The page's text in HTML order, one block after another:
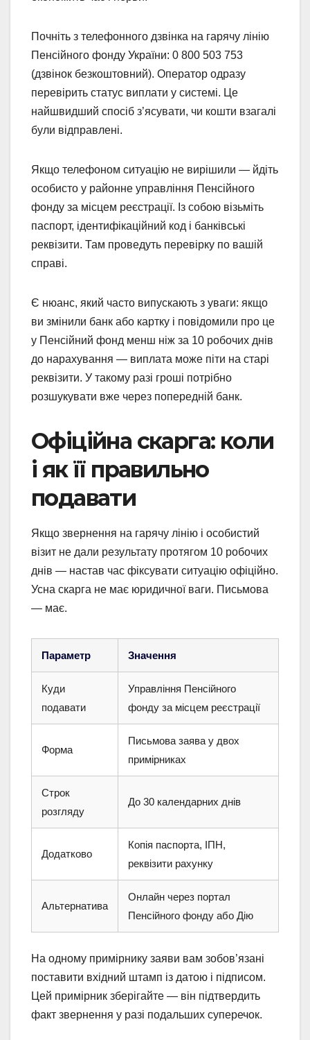
Почніть з телефонного дзвінка на гарячу лінію
Пенсійного фонду України: 0 800 503 753
(дзвінок безкоштовний). Оператор одразу
перевірить статус виплати у системі. Це
найшвидший спосіб з’ясувати, чи кошти взагалі
були відправлені.
Якщо телефоном ситуацію не вирішили — йдіть
особисто у районне управління Пенсійного
фонду за місцем реєстрації. Із собою візьміть
паспорт, ідентифікаційний код і банківські
реквізити. Там проведуть перевірку по вашій
справі.
Є нюанс, який часто випускають з уваги: якщо
ви змінили банк або картку і повідомили про це
у Пенсійний фонд менш ніж за 10 робочих днів
до нарахування — виплата може піти на старі
реквізити. У такому разі гроші потрібно
розшукувати вже через попередній банк.
Офіційна скарга: коли
і як її правильно
подавати
Якщо звернення на гарячу лінію і особистий
візит не дали результату протягом 10 робочих
днів — настав час фіксувати ситуацію офіційно.
Усна скарга не має юридичної ваги. Письмова
— має.
Параметр Значення
Куди
подавати
Управління Пенсійного
фонду за місцем реєстрації
Форма
Письмова заява у двох
примірниках
Строк
розгляду
До 30 календарних днів
Додатково
Копія паспорта, ІПН,
реквізити рахунку
Альтернатива
Онлайн через портал
Пенсійного фонду або Дію
На одному примірнику заяви вам зобов’язані
поставити вхідний штамп із датою і підписом.
Цей примірник зберігайте — він підтвердить
факт звернення у разі подальших суперечок.